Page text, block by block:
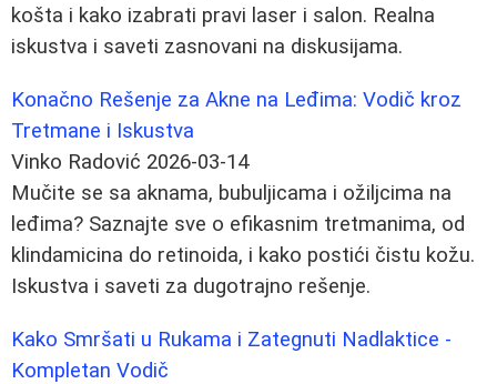
košta i kako izabrati pravi laser i salon. Realna
iskustva i saveti zasnovani na diskusijama.
Konačno Rešenje za Akne na Leđima: Vodič kroz
Tretmane i Iskustva
Vinko Radović 2026-03-14
Mučite se sa aknama, bubuljicama i ožiljcima na
leđima? Saznajte sve o efikasnim tretmanima, od
klindamicina do retinoida, i kako postići čistu kožu.
Iskustva i saveti za dugotrajno rešenje.
Kako Smršati u Rukama i Zategnuti Nadlaktice -
Kompletan Vodič